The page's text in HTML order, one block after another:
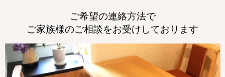
ご希望の連絡方法で
ご家族様のご相談をお受けしております